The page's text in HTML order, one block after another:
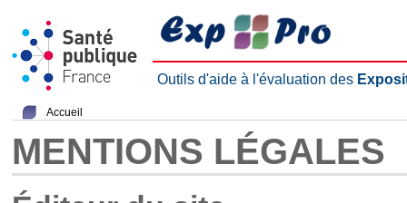
Outils d'aide à l'évaluation des
Accueil
MENTIONS LÉGALES